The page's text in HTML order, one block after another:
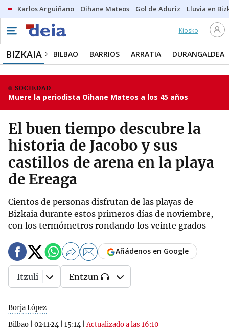
Karlos Arguiñano Oihane Mateos Gol de Aduriz Lluvia en
Kiosko
BIZKAIA BILBAO BARRIOS ARRATIA DURANGALDEA
SOCIEDAD
Muere la periodista Oihane Mateos a los 45 años
El buen tiempo descubre la
historia de Jacobo y sus
castillos de arena en la playa
de Ereaga
Cientos de personas disfrutan de las playas de
Bizkaia durante estos primeros días de noviembre,
con los termómetros rondando los veinte grados
Borja López
Bilbao
02·11·24 15:14 |Actualizado a las 16:10
Añádenos en Google
Itzuli Entzun